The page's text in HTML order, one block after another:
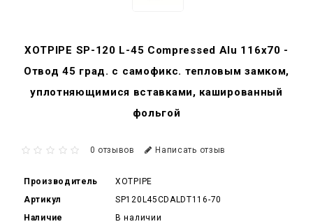
XOTPIPE SP-120 L-45 Compressed Alu 116x70 -
Отвод 45 град. c самофикс. тепловым замком,
уплотняющимися вставками, кашированный
фольгой
0 отзывов Написать отзыв
Производитель
XOTPIPE
Артикул
SP120L45CDALDT116-70
Наличие
В наличии